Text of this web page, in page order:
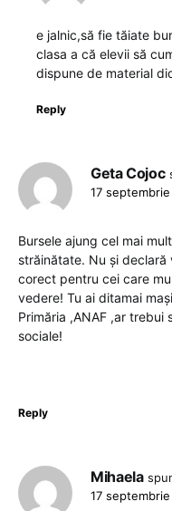
e jalnic,să fie tăiate
clasa a că elevii să
dispune de material
Reply
Geta Cojoc
17
Bursele ajung cel mai
străinătate. Nu și
corect pentru cei care
vedere! Tu ai ditamai
Primăria ,ANAF ,ar
sociale!
Reply
Mihaela
17